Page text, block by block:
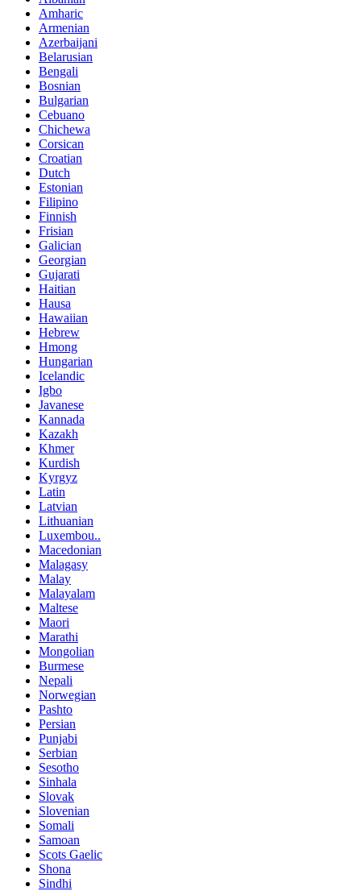
Amharic
Armenian
Azerbaijani
Belarusian
Bengali
Bosnian
Bulgarian
Cebuano
Chichewa
Corsican
Croatian
Dutch
Estonian
Filipino
Finnish
Frisian
Galician
Georgian
Gujarati
Haitian
Hausa
Hawaiian
Hebrew
Hmong
Hungarian
Icelandic
Igbo
Javanese
Kannada
Kazakh
Khmer
Kurdish
Kyrgyz
Latin
Latvian
Lithuanian
Luxembou..
Macedonian
Malagasy
Malay
Malayalam
Maltese
Maori
Marathi
Mongolian
Burmese
Nepali
Norwegian
Pashto
Persian
Punjabi
Serbian
Sesotho
Sinhala
Slovak
Slovenian
Somali
Samoan
Scots Gaelic
Shona
Sindhi